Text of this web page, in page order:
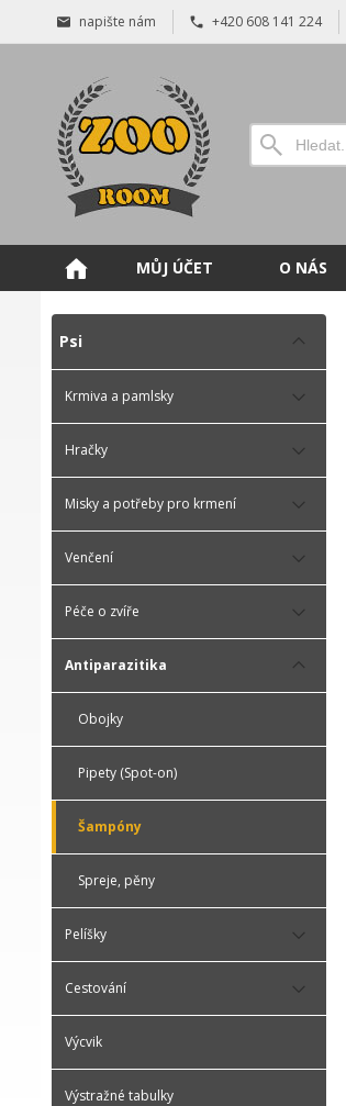
napište nám +420 608 141 224
MŮJ ÚČET O NÁS
Psi
Krmiva a pamlsky
Hračky
Misky a potřeby pro krmení
Venčení
Péče o zvíře
Antiparazitika
Obojky
Pipety (Spot-on)
Šampóny
Spreje, pěny
Pelíšky
Cestování
Výcvik
Výstražné tabulky